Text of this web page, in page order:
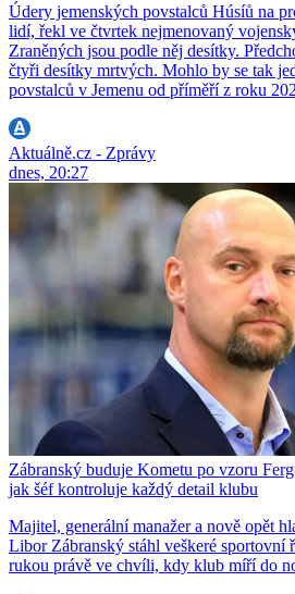
Údery jemenských povstalců Húsíů na
lidí, řekl ve čtvrtek nejmenovaný
Zraněných jsou podle něj desítky.
čtyři desítky mrtvých. Mohlo by se tak
povstalců v Jemenu od příměří z roku
Aktuálně.cz - Zprávy
dnes, 20:27
Zábranský buduje Kometu po vzoru
jak šéf kontroluje každý detail klubu
Majitel, generální manažer a nově opět
Libor Zábranský stáhl veškeré sportovní
rukou právě ve chvíli, kdy klub míří do